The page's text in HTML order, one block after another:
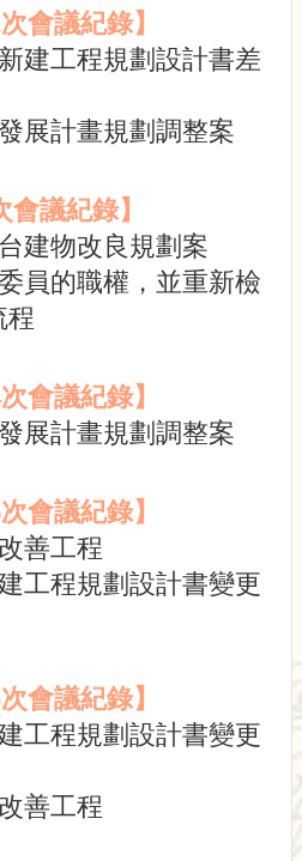
會議紀錄】
建工程規劃設計書差
展計畫規劃調整案
會議紀錄】
建物改良規劃案
員的職權，並重新檢
程
會議紀錄】
展計畫規劃調整案
會議紀錄】
善工程
工程規劃設計書變更
會議紀錄】
工程規劃設計書變更
善工程